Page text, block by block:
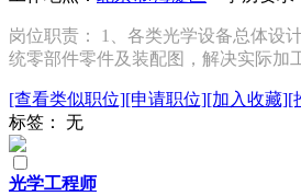
岗位职责： 1、各类光学设备总体设
统零部件零件及装配图，解决实际加
[查看类似职位][申请职位][加入收藏][
标签： 无
光学工程师